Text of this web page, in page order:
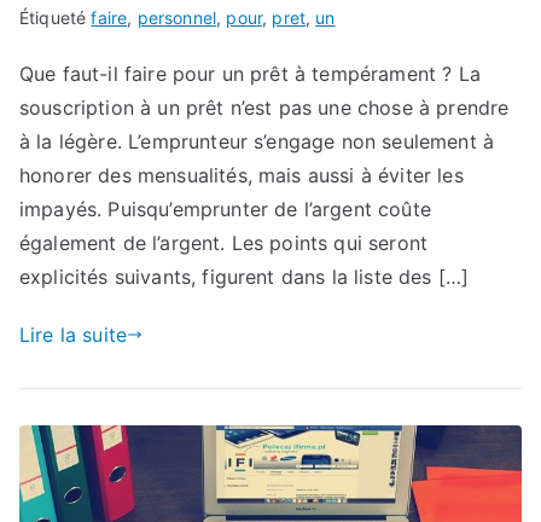
Étiquetéfaire, personnel, pour, pret, un
Que faut-il faire pour un prêt à tempérament ? La
souscription à un prêt n’est pas une chose à prendre
à la légère. L’emprunteur s’engage non seulement à
honorer des mensualités, mais aussi à éviter les
impayés. Puisqu’emprunter de l’argent coûte
également de l’argent. Les points qui seront
explicités suivants, figurent dans la liste des […]
Lire la suite